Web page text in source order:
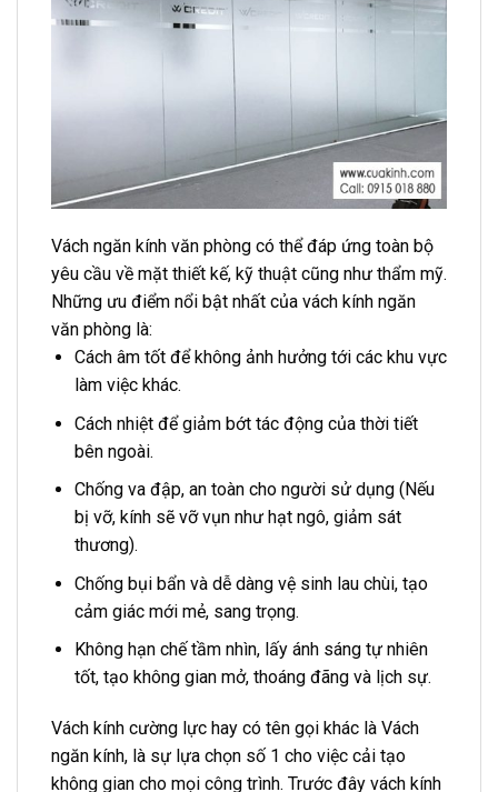
Vách ngăn kính văn phòng có thể đáp ứng toàn bộ
yêu cầu về mặt thiết kế, kỹ thuật cũng như thẩm mỹ.
Những ưu điểm nổi bật nhất của vách kính ngăn
văn phòng là:
Cách âm tốt để không ảnh hưởng tới các khu vực
làm việc khác.
Cách nhiệt để giảm bớt tác động của thời tiết
bên ngoài.
Chống va đập, an toàn cho người sử dụng (Nếu
bị vỡ, kính sẽ vỡ vụn như hạt ngô, giảm sát
thương).
Chống bụi bẩn và dễ dàng vệ sinh lau chùi, tạo
cảm giác mới mẻ, sang trọng.
Không hạn chế tầm nhìn, lấy ánh sáng tự nhiên
tốt, tạo không gian mở, thoáng đãng và lịch sự.
Vách kính cường lực hay có tên gọi khác là Vách
ngăn kính, là sự lựa chọn số 1 cho việc cải tạo
không gian cho mọi công trình. Trước đây vách kính